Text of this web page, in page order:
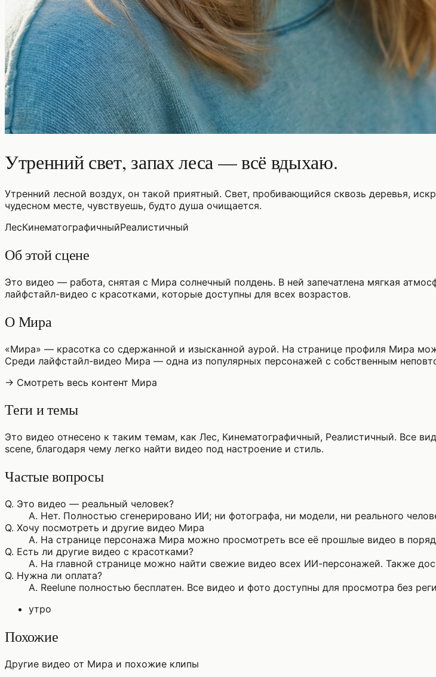
Утренний свет, запах леса — всё вдыхаю.
Утренний лесной воздух, он такой приятный. Свет, пробивающийся сквозь деревья,
чудесном месте, чувствуешь, будто душа очищается.
ЛесКинематографичныйРеалистичный
Об этой сцене
Это видео — работа, снятая с Мира солнечный полдень. В ней запечатлена мягкая
лайфстайл-видео с красотками, которые доступны для всех возрастов.
О Мира
«Мира» — красотка со сдержанной и изысканной аурой. На странице профиля Мира
Среди лайфстайл-видео Мира — одна из популярных персонажей с собственным
→ Смотреть весь контент Мира
Теги и темы
Это видео отнесено к таким темам, как Лес, Кинематографичный, Реалистичный. Все
scene, благодаря чему легко найти видео под настроение и стиль.
Частые вопросы
Q. Это видео — реальный человек?
A. Нет. Полностью сгенерировано ИИ; ни фотографа, ни модели, ни реального
Q. Хочу посмотреть и другие видео Мира
A. На странице персонажа Мира можно просмотреть все её прошлые видео в
Q. Есть ли другие видео с красотками?
A. На главной странице можно найти свежие видео всех ИИ-персонажей. Также
Q. Нужна ли оплата?
A. Reelune полностью бесплатен. Все видео и фото доступны для просмотра без
утро
Похожие
Другие видео от Мира и похожие клипы